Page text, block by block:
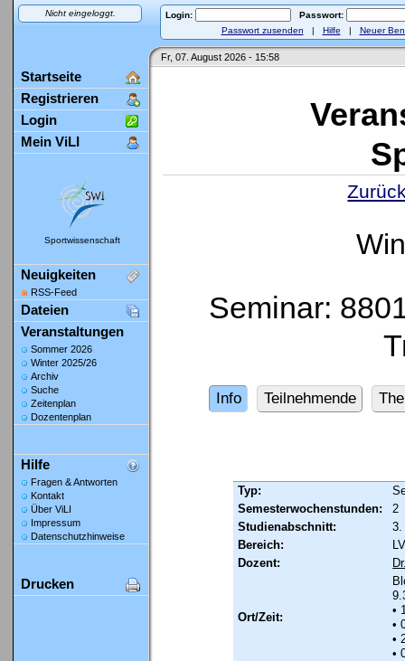
Nicht eingeloggt. Login:
Passwort:
Passwort zusenden | Hilfe | Neuer
Fr, 07. August 2026 - 15:58
Startseite
Registrieren
Login
Mein ViLI
Sportwissenschaft
Neuigkeiten
RSS-Feed
Dateien
Veranstaltungen
Sommer 2026
Winter 2025/26
Archiv
Suche
Zeitenplan
Dozentenplan
Hilfe
Fragen & Antworten
Kontakt
Über ViLI
Impressum
Datenschutzhinweise
Drucken
Seminar:
Info Teilnehmende
Typ:
Semesterwochenstunden:
2
Studienabschnitt:
3.
Bereich:
Dozent:
Ort/Zeit:
•
•
•
•